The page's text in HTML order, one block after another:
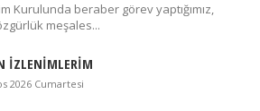
Kurulunda beraber görev yaptığımız,
meşales...
İZLENİMLERİM
2026 Cumartesi